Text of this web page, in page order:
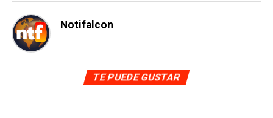
Notifalcon
TE PUEDE GUSTAR